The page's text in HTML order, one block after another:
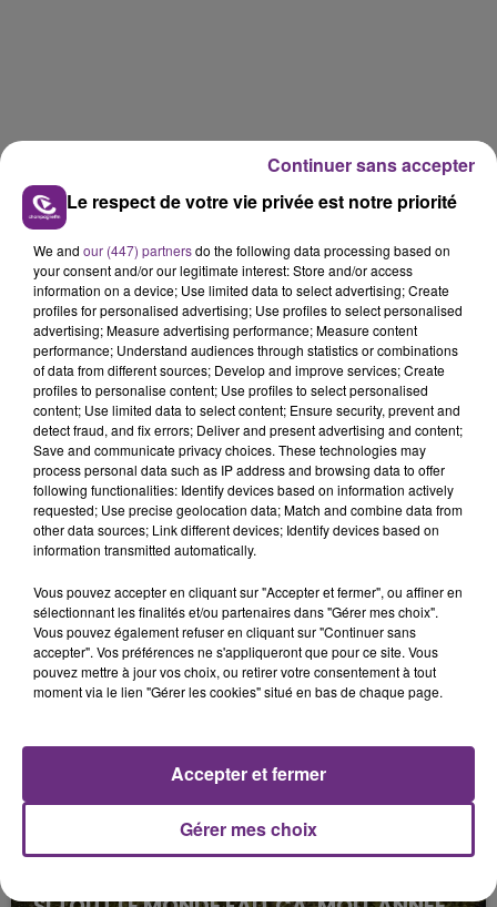
Pour contacter la LISA, vous pouvez appeler les
numéros suivants :
03 24 41 74 51 | 06 81 93 62 18
FIL D'ACTU
Le respect de votre vie privée est notre priorité
We and our (447) partnersdo the following data processing based on
your consent and/or our legitimate interest: Store and/or access
information on a device; Use limited data to select advertising; Create
profiles for personalised advertising; Use profiles to select personalised
advertising; Measure advertising performance; Measure content
performance; Understand audiences through statistics or combinations
of data from different sources; Develop and improve services; Create
profiles to personalise content; Use profiles to select personalised
content; Use limited data to select content; Ensure security, prevent and
detect fraud, and fix errors; Deliver and present advertising and content;
Save and communicate privacy choices. These technologies may
process personal data such as IP address and browsing data to offer
following functionalities: Identify devices based on information actively
requested; Use precise geolocation data; Match and combine data from
other data sources; Link different devices; Identify devices based on
information transmitted automatically.
Vous pouvez accepter en cliquant sur "Accepter et fermer", ou affiner en
sélectionnant les finalités et/ou partenaires dans "Gérer mes choix".
Vous pouvez également refuser en cliquant sur "Continuer sans
accepter". Vos préférences ne s'appliqueront que pour ce site. Vous
pouvez mettre à jour vos choix, ou retirer votre consentement à tout
moment via le lien "Gérer les cookies" situé en bas de chaque page.
Gérer mes choix
Accepter et fermer
Continuer sans accepter